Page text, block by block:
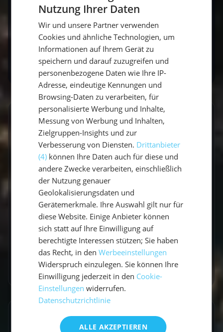
Kroatien die Sonne genießen, die griechischen
Inseln erkunden oder die Nordsee überqueren
möchtest – wir haben das passende Angebot
für Dich!
GESCHRIEBEN VON
Claudia Grubert
Travel Influencerin & Segel-Expertin
Claudia ist begeisterte Travel Influencerin und
leidenschaftliche Seglerin. Auf unserem Blog
teilt sie ihre besten Reiseerlebnisse, fundierte
Revierberichte und praktisches Segelwissen
für dein nächstes Abenteuer auf dem Wasser.
Zum Autorenprofil→
Entdecke ähnliche Törns
Nutzung Ihrer Daten
Wir und unsere Partner verwenden
Cookies und ähnliche Technologien, um
Informationen auf Ihrem Gerät zu
speichern und darauf zuzugreifen und
personenbezogene Daten wie Ihre IP-
Adresse, eindeutige Kennungen und
Browsing-Daten zu verarbeiten, für
personalisierte Werbung und Inhalte,
Messung von Werbung und Inhalten,
Zielgruppen-Insights und zur
Verbesserung von Diensten. Drittanbieter
(4) können Ihre Daten auch für diese und
andere Zwecke verarbeiten, einschließlich
der Nutzung genauer
Geolokalisierungsdaten und
Gerätemerkmale. Ihre Auswahl gilt nur für
diese Website. Einige Anbieter können
sich statt auf Ihre Einwilligung auf
berechtigte Interessen stützen; Sie haben
das Recht, in denWerbeeinstellungen
Widerspruch einzulegen. Sie können Ihre
Einwilligung jederzeit in den Cookie-
Einstellungen widerrufen.
Datenschutzrichtlinie
ALLE AKZEPTIEREN